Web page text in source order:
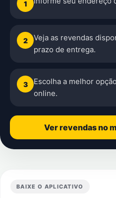
1
2
Veja as revendas
prazo de entrega.
3
Escolha a melhor
online.
Ver revendas no
BAIXE O APLICATIVO